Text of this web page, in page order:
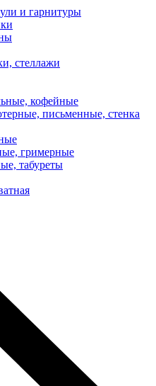
и гарнитуры
стеллажи
кофейные
письменные, стенка
гримерные
табуреты